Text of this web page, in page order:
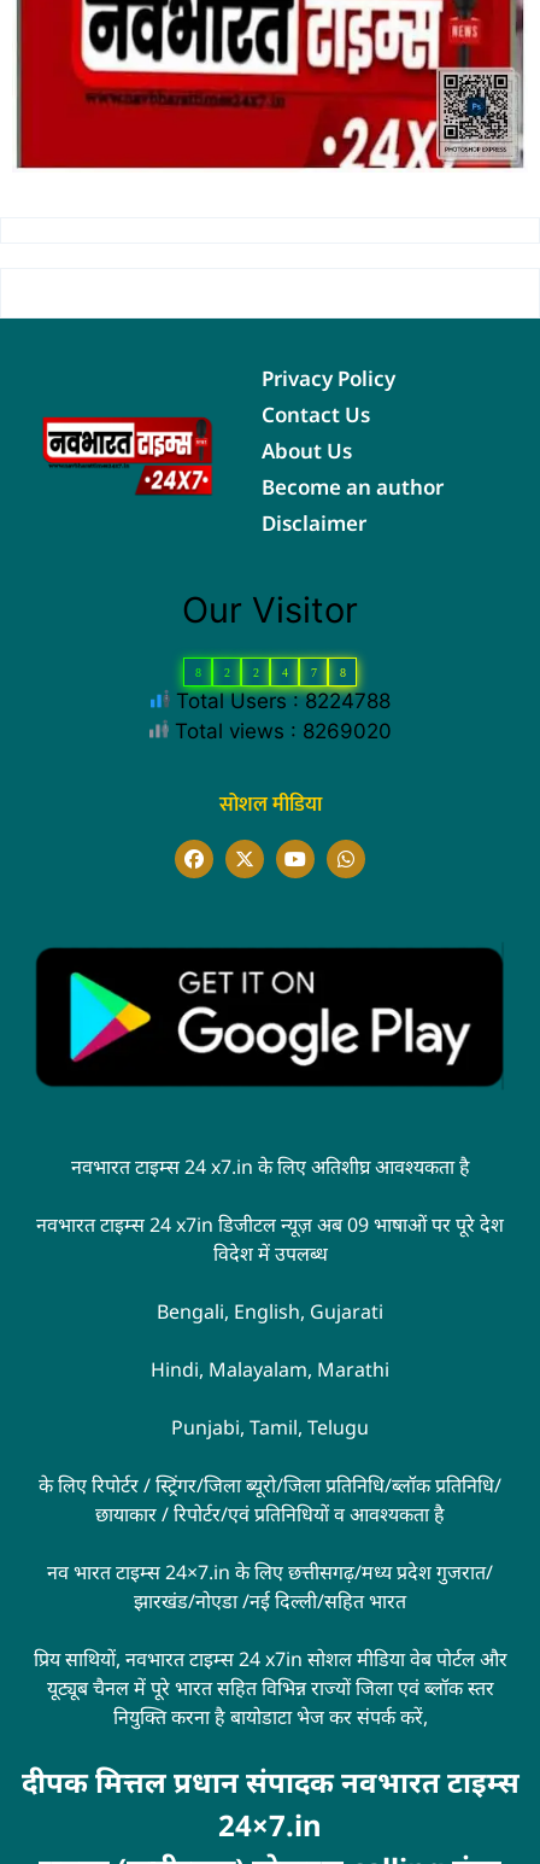
Privacy Policy
Contact Us
About Us
Become an author
Disclaimer
Our Visitor
8 2 2 4 7 8
Total Users : 8224788
Total views : 8269020
सोशल मीडिया
नवभारत टाइम्स 24 x7.in के लिए अतिशीघ्र आवश्यकता है
नवभारत टाइम्स 24 x7in डिजीटल न्यूज़ अब 09 भाषाओं पर पूरे देश
विदेश में उपलब्ध
Bengali, English, Gujarati
Hindi, Malayalam, Marathi
Punjabi, Tamil, Telugu
के लिए रिपोर्टर / स्ट्रिंगर/जिला ब्यूरो/जिला प्रतिनिधि/ब्लॉक प्रतिनिधि/
छायाकार / रिपोर्टर/एवं प्रतिनिधियों व आवश्यकता है
नव भारत टाइम्स 24×7.in के लिए छत्तीसगढ़/मध्य प्रदेश गुजरात/
झारखंड/नोएडा /नई दिल्ली/सहित भारत
प्रिय साथियों, नवभारत टाइम्स 24 x7in सोशल मीडिया वेब पोर्टल और
यूट्यूब चैनल में पूरे भारत सहित विभिन्न राज्यों जिला एवं ब्लॉक स्तर
नियुक्ति करना है बायोडाटा भेज कर संपर्क करें,
दीपक मित्तल प्रधान संपादक नवभारत टाइम्स
24×7.in